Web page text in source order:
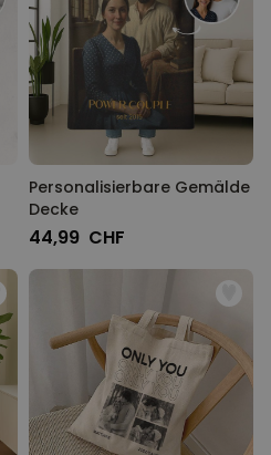
Personalisierbare Gemälde
Decke
44,99 CHF